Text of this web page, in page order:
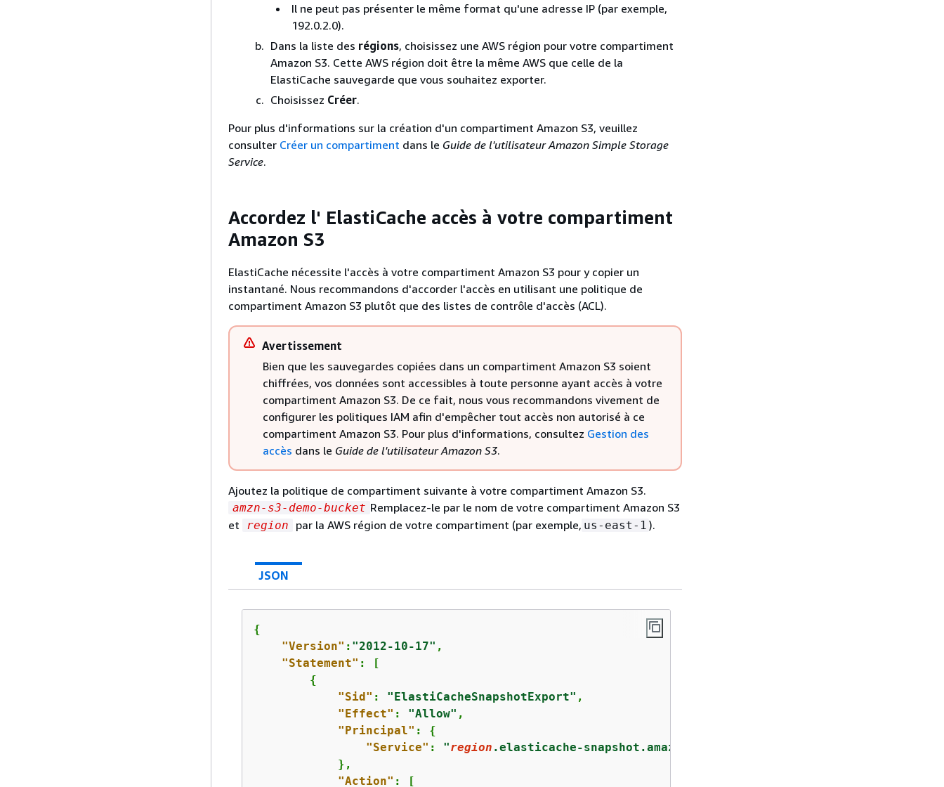
Il ne peut pas présenter le même format qu'une adresse IP (par exemple,
192.0.2.0).
Dans la liste des régions, choisissez une AWS région pour votre compartiment
Amazon S3. Cette AWS région doit être la même AWS que celle de la
ElastiCache sauvegarde que vous souhaitez exporter.
Choisissez Créer.
Pour plus d'informations sur la création d'un compartiment Amazon S3, veuillez
consulter Créer un compartiment dans le Guide de l'utilisateur Amazon Simple Storage
Service.
Accordez l' ElastiCache accès à votre compartiment
Amazon S3
ElastiCache nécessite l'accès à votre compartiment Amazon S3 pour y copier un
instantané. Nous recommandons d'accorder l'accès en utilisant une politique de
compartiment Amazon S3 plutôt que des listes de contrôle d'accès (ACL).
Avertissement
Bien que les sauvegardes copiées dans un compartiment Amazon S3 soient
chiffrées, vos données sont accessibles à toute personne ayant accès à votre
compartiment Amazon S3. De ce fait, nous vous recommandons vivement de
configurer les politiques IAM afin d'empêcher tout accès non autorisé à ce
compartiment Amazon S3. Pour plus d'informations, consultez Gestion des
accès dans le Guide de l'utilisateur Amazon S3.
Ajoutez la politique de compartiment suivante à votre compartiment Amazon S3.
amzn-s3-demo-bucket Remplacez-le par le nom de votre compartiment Amazon S3
et
region par la AWS région de votre compartiment (par exemple, us-east-1 ).
JSON
{
"Version" : "2012-10-17" ,
"Statement" : [
{
"Sid" : "ElastiCacheSnapshotExport" ,
"Effect" : "Allow" ,
"Principal" : {
"Service" : "region .elasticache-snapshot.amazonaws.com"
            },
"Action" : [